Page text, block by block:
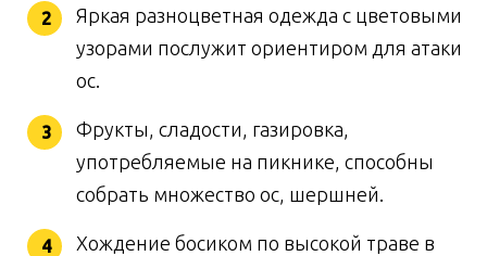
Яркая разноцветная одежда с цветовыми
узорами послужит ориентиром для атаки
ос.
Фрукты, сладости, газировка,
употребляемые на пикнике, способны
собрать множество ос, шершней.
Хождение босиком по высокой траве в